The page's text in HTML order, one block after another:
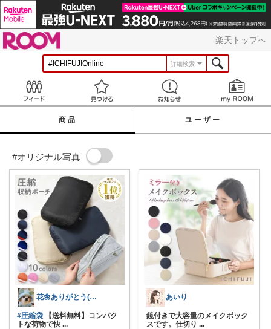
楽天トップへ
詳細検索
見つける お知らせ
商品 ユーザー
#オリジナル写真
花🌼ありがとう(*･ω･)*_ _)ﾍ
#圧縮袋 【送料無料】コンパク
トな荷物で快 ...
あいり
鏡付きで大容量のメイクボック
スです。仕切り ...